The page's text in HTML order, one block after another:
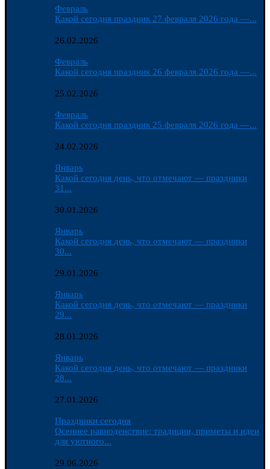
Февраль
Какой сегодня праздник 27 февраля 2026 года —...
26.02.2026
Февраль
Какой сегодня праздник 26 февраля 2026 года —...
25.02.2026
Февраль
Какой сегодня праздник 25 февраля 2026 года —...
24.02.2026
Январь
Какой сегодня день, что отмечают — праздники
31...
30.01.2026
Январь
Какой сегодня день, что отмечают — праздники
30...
29.01.2026
Январь
Какой сегодня день, что отмечают — праздники
29...
28.01.2026
Январь
Какой сегодня день, что отмечают — праздники
28...
27.01.2026
Праздники сегодня
Осеннее равноденствие: традиции, приметы и идеи
для уютного...
29.06.2026